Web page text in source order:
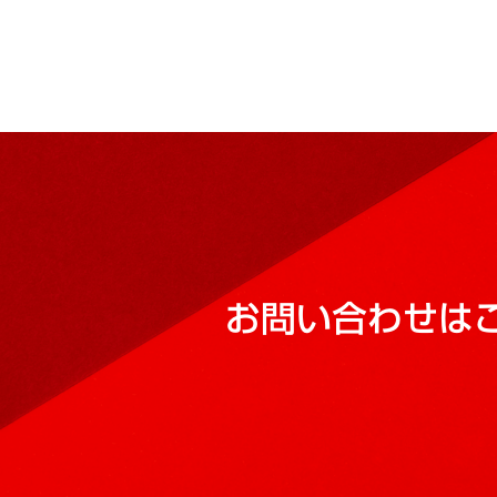
お問い合わせは